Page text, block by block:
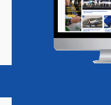
Magazine